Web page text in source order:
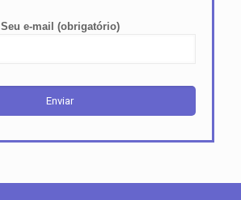
Seu e-mail (obrigatório)